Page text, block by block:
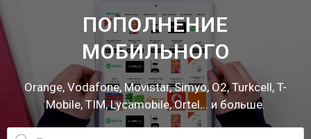
ПОПОЛНЕНИЕ
МОБИЛЬНОГО
Orange, Vodafone, Movistar, Simyo, O2, Turkcell, T-
Mobile, TIM, Lycamobile, Ortel... и больше.